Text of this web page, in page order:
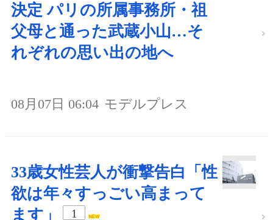
決定 パリの所属事務所・祖
父母と通った武蔵小山…そ
れぞれの思い出の地へ
08月07日 06:04 モデルプレス
33歳女性芸人が衝撃告白「性
欲は年々すっごい高まって
ます」
1